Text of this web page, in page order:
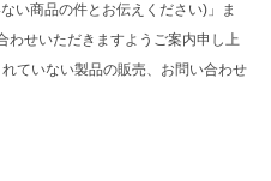
い商品の件とお伝えください)」ま
わせいただきますようご案内申し上
ていない製品の販売、お問い合わせ